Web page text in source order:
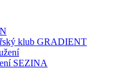
klub GRADIENT
SEZINA